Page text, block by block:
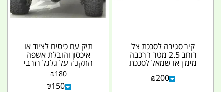
קיר סגירה לסככת צל
רוחב 2.5 מטר הרכבה
מימין או שמאל לסככת
הצל קמפינג לייף
₪200
תיק עם כיסים לציוד או
איכסון והובלת אשפה
התקנה על גלגל רזרבי
קמפינג לייף
₪180
₪150